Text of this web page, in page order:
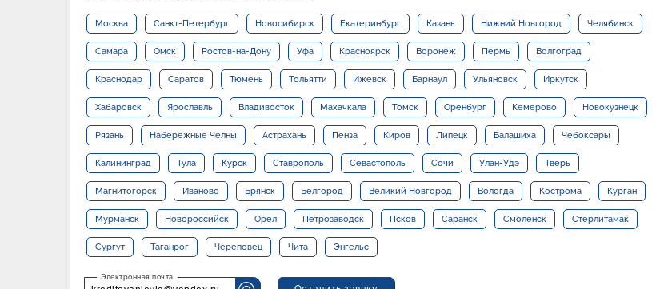
Москва Санкт-Петербург Новосибирск Екатеринбург Казань Нижний Новгород Челябинск
Самара Омск Ростов-на-Дону Уфа Красноярск Воронеж Пермь Волгоград
Краснодар Саратов Тюмень Тольятти Ижевск Барнаул Ульяновск Иркутск
Хабаровск Ярославль Владивосток Махачкала Томск Оренбург Кемерово Новокузнецк
Рязань Набережные Челны Астрахань Пенза Киров Липецк Балашиха Чебоксары
Калининград Тула Курск Ставрополь Севастополь Сочи Улан-Удэ Тверь
Магнитогорск Иваново Брянск Белгород Великий Новгород Вологда Кострома Курган
Мурманск Новороссийск Орел Петрозаводск Псков Саранск Смоленск Стерлитамак
Сургут Таганрог Череповец Чита Энгельс